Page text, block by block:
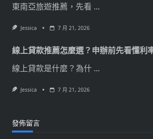
東南亞旅遊推薦，先看 ...
Jessica 7 月 21, 2026
線上貸款推薦怎麼選？申辦前先看懂利
線上貸款是什麼？為什 ...
Jessica 7 月 21, 2026
發佈留言